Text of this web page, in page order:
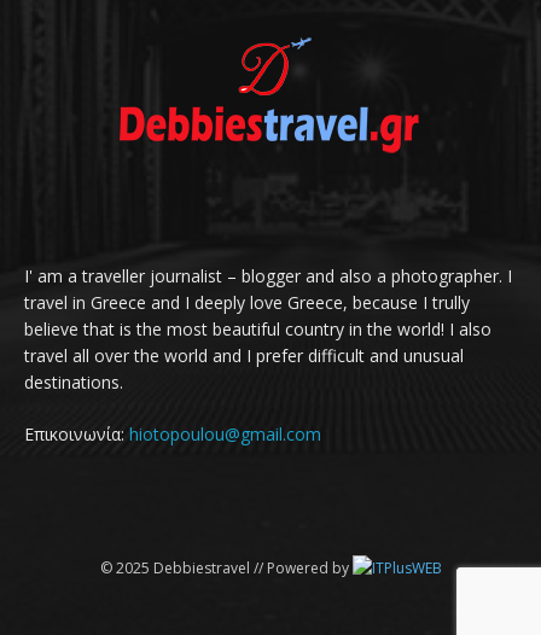
I' am a traveller journalist – blogger and also a photographer. I
travel in Greece and I deeply love Greece, because I trully
believe that is the most beautiful country in the world! I also
travel all over the world and I prefer difficult and unusual
destinations.
Επικοινωνία: hiotopoulou@gmail.com
© 2025 Debbiestravel // Powered by